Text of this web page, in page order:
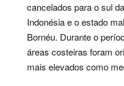
cancelados para o sul
Indonésia e o estado
Bornéu. Durante o
áreas costeiras foram
mais elevados como